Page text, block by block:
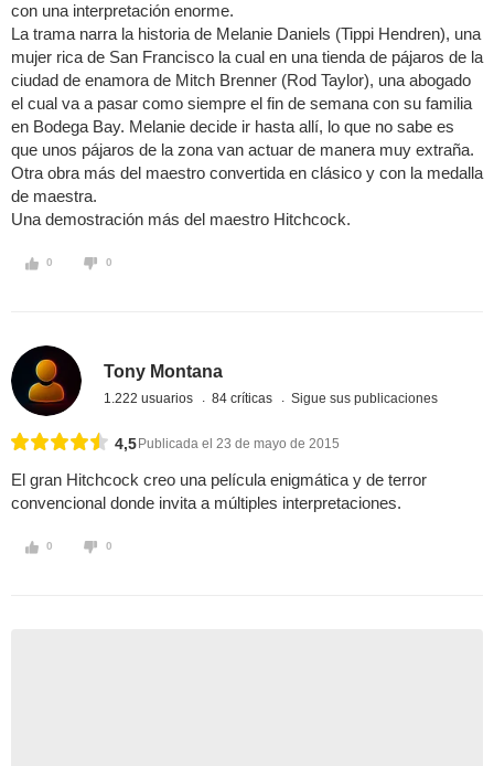
con una interpretación enorme.
La trama narra la historia de Melanie Daniels (Tippi Hendren), una
mujer rica de San Francisco la cual en una tienda de pájaros de la
ciudad de enamora de Mitch Brenner (Rod Taylor), una abogado
el cual va a pasar como siempre el fin de semana con su familia
en Bodega Bay. Melanie decide ir hasta allí, lo que no sabe es
que unos pájaros de la zona van actuar de manera muy extraña.
Otra obra más del maestro convertida en clásico y con la medalla
de maestra.
Una demostración más del maestro Hitchcock.
0 0
Tony Montana
1.222 usuarios 84 críticas Sigue sus publicaciones
4,5 Publicada el 23 de mayo de 2015
El gran Hitchcock creo una película enigmática y de terror
convencional donde invita a múltiples interpretaciones.
0 0